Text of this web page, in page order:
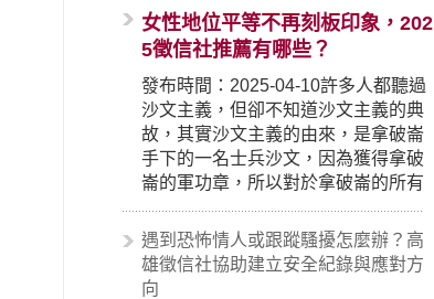
女性地位平等不再刻板印象，202
5徵信社推薦有哪些？
發布時間：2025-04-10許多人都聽過
沙文主義，但卻不知道沙文主義的典
故，其實沙文主義的由來，是拿破崙
手下的一名士兵沙文，因為獲得拿破
崙的軍功章，所以對於拿破崙的所有
事蹟和政策產生狂熱崇拜，形成偏執
的狀況，所以沙文主義後來就被拿來
暗指偏見和歧視，而且有沙文主義傾
向的人，通常對於自己的國家和民族
遇到恐怖情人或跟蹤騷擾怎麼辦？高
雄徵信社協助建立安全紀錄與應對方
向